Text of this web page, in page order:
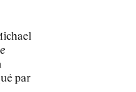
par